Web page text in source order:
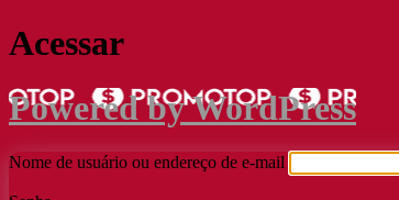
Acessar
Powered by WordPress
Nome de usuário ou endereço de e-mail